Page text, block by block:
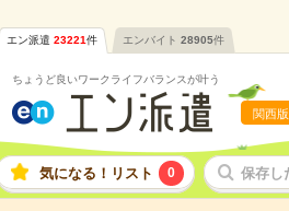
エン派遣 23221件 エンバイト 28905件
ちょうど良いワークライフバランスが叶う
関西版
気になる！リスト 0 保存し